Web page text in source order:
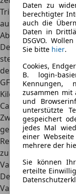
Triebwerk in
ausgezeichnet für
Abmessungen
Der TVR Griffith ist
steht auf einem
des Autos liegt bei
GFK-Karosserie
Kilogramm. Der
Cabriolet noch
Zweisitzer
genug Platz für
Reisen dürfte es
zu verstauen.
Varianten
Der TVR Griffith ist
Variante mit 5l-V8
Daten zu
berechtigter
auch die
Daten in
DSGVO.
Sie bitte hier.
Cookies,
B. login-
Kennungen,
zusammen mit
und
unterstützte
gespeichert
jedes Mal
einer
mehrere der
Sie können
erteilte